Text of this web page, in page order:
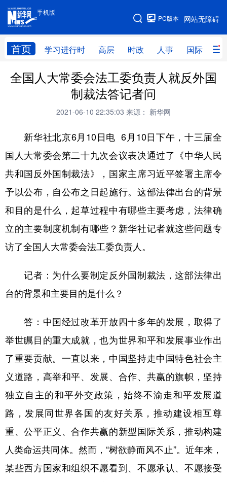
手机版
网站无障碍
PC版本
首页 学习进行时 高层 时政 人事 国际 财
手机版
网站地图
学习进行时 高层 时政 人事
财经 网评
全球连线
科技 科创 量子 体育
文化 书画 健康 军事
法律 中央文件 金融 汽车
食品 人居 信息化 数字经济
学术中国 乡村振兴 银龄
彩票 娱乐
地方频道
北京 天津 河北 山西
辽宁 吉林 上海 江苏
浙江 安徽 福建 江西
山东 河南 湖北 湖南
全国人大常委会法工委负责人就反外国
制裁法答记者问
2021-06-10 22:35:03 来源： 新华网
新华社北京6月10日电 6月10日下午，十三届全
国人大常委会第二十九次会议表决通过了《中华人民
共和国反外国制裁法》，国家主席习近平签署主席令
予以公布，自公布之日起施行。这部法律出台的背景
和目的是什么，起草过程中有哪些主要考虑，法律确
立的主要制度机制有哪些？新华社记者就这些问题专
访了全国人大常委会法工委负责人。
记者：为什么要制定反外国制裁法，这部法律出
台的背景和主要目的是什么？
答：中国经过改革开放四十多年的发展，取得了
举世瞩目的重大成就，也为世界和平和发展事业作出
了重要贡献。一直以来，中国坚持走中国特色社会主
义道路，高举和平、发展、合作、共赢的旗帜，坚持
独立自主的和平外交政策，始终不渝走和平发展道
路，发展同世界各国的友好关系，推动建设相互尊
重、公平正义、合作共赢的新型国际关系，推动构建
人类命运共同体。然而，“树欲静而风不止”。近年来，
某些西方国家和组织不愿看到、不愿承认、不愿接受